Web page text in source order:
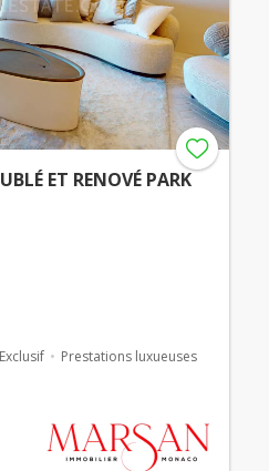
ET RENOVÉ PARK
Exclusif Prestations luxueuses